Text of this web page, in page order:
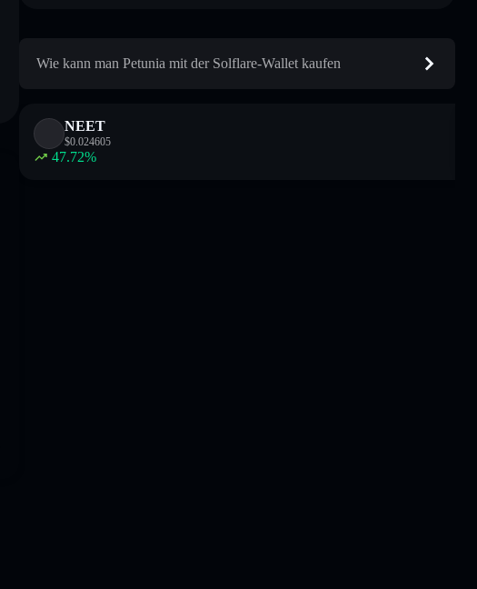
Wie kann man Petunia mit der Solflare-Wallet kaufen
NEET
$0.024605
47.72%